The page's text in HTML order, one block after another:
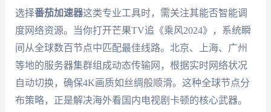
选择番茄加速器这类专业工具时，需关注其能否智能调
度网络资源。当你打开芒果TV追《乘风2024》，系统瞬
间从全球数百节点中匹配最佳线路。北京、上海、广州
等地的服务器集群组成动态传输网，根据实时网络状况
自动切换，确保4K画质如丝绸般顺滑。这种全球节点分
布策略，正是解决海外看国内电视剧卡顿的核心武器。